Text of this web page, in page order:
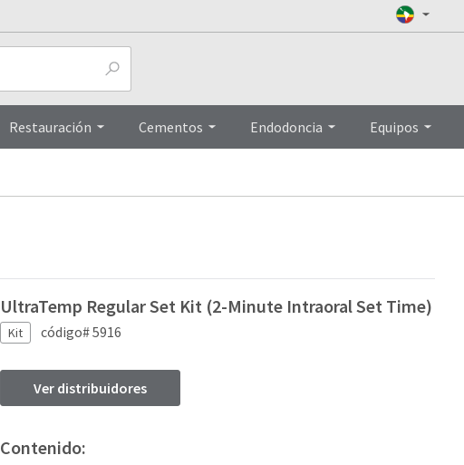
Restauración Cementos Endodoncia Equipos
UltraTemp Regular Set Kit (2-Minute Intraoral Set Time)
Kit código# 5916
Ver distribuidores
Contenido: